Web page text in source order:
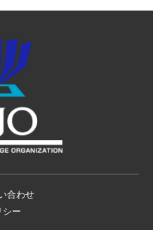
合わせ
シー